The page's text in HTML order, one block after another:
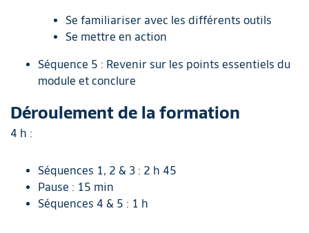
Se familiariser avec les différents outils
Se mettre en action
Séquence 5 : Revenir sur les points essentiels du
module et conclure
Déroulement de la formation
4 h :
Séquences 1, 2 & 3 : 2 h 45
Pause : 15 min
Séquences 4 & 5 : 1 h